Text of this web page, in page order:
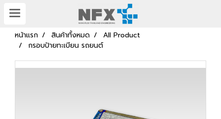
หน้าแรก สินค้าทั้งหมด
All Product
กรอบป้ายทะเบียน รถยนต์